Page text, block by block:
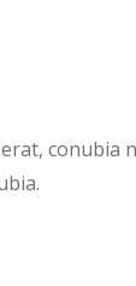
conubia